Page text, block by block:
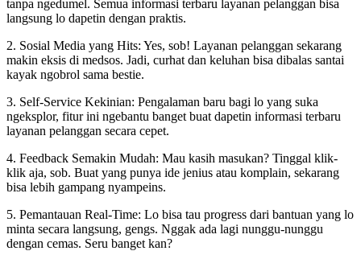
tanpa ngedumel. Semua informasi terbaru layanan pelanggan bisa
langsung lo dapetin dengan praktis.
2. Sosial Media yang Hits: Yes, sob! Layanan pelanggan sekarang
makin eksis di medsos. Jadi, curhat dan keluhan bisa dibalas santai
kayak ngobrol sama bestie.
3. Self-Service Kekinian: Pengalaman baru bagi lo yang suka
ngeksplor, fitur ini ngebantu banget buat dapetin informasi terbaru
layanan pelanggan secara cepet.
4. Feedback Semakin Mudah: Mau kasih masukan? Tinggal klik-
klik aja, sob. Buat yang punya ide jenius atau komplain, sekarang
bisa lebih gampang nyampeins.
5. Pemantauan Real-Time: Lo bisa tau progress dari bantuan yang lo
minta secara langsung, gengs. Nggak ada lagi nunggu-nunggu
dengan cemas. Seru banget kan?